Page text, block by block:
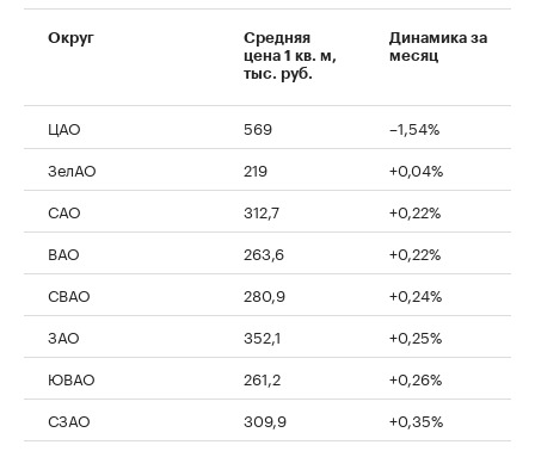
Округ
Средняя
цена 1 кв. м,
тыс. руб.
Динамика за
месяц
ЦАО 569
–1,54%
ЗелАО
219
+0,04%
САО
312,7
+0,22%
ВАО
263,6
+0,22%
СВАО
280,9
+0,24%
ЗАО
352,1
+0,25%
ЮВАО
261,2
+0,26%
СЗАО
309,9
+0,35%